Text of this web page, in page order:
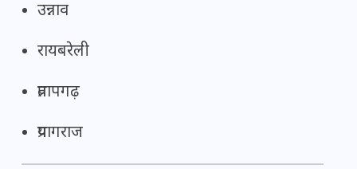
उन्नाव
रायबरेली
प्रतापगढ़
प्रयागराज